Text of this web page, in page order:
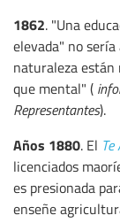
1862. "Una
elevada" no
naturaleza están
que mental" (
Representantes).
Años 1880. El Te
licenciados
es presionada
enseñe